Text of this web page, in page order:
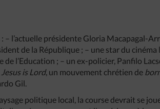
– l’actuelle présidente Gloria Macapagal-
de la République ; – une star du cinéma
de l’Education ; – un ex-policier, Panfilo
Jesus is Lord, un mouvement chrétien de
Gil.
politique local, la course devrait se